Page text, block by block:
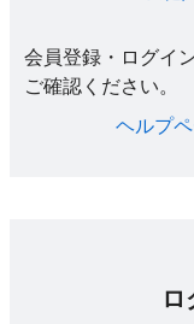
会員登録・ログイ
ご確認ください。​
ヘルプ
ロ